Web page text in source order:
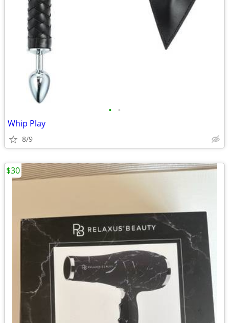
• •
Whip Play
8/9
$30